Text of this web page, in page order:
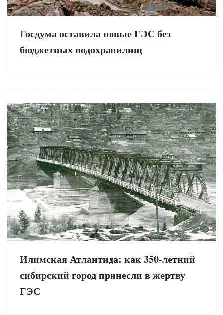
Госдума оставила новые ГЭС без
бюджетных водохранилищ
Илимская Атлантида: как 350-летний
сибирский город принесли в жертву
ГЭС